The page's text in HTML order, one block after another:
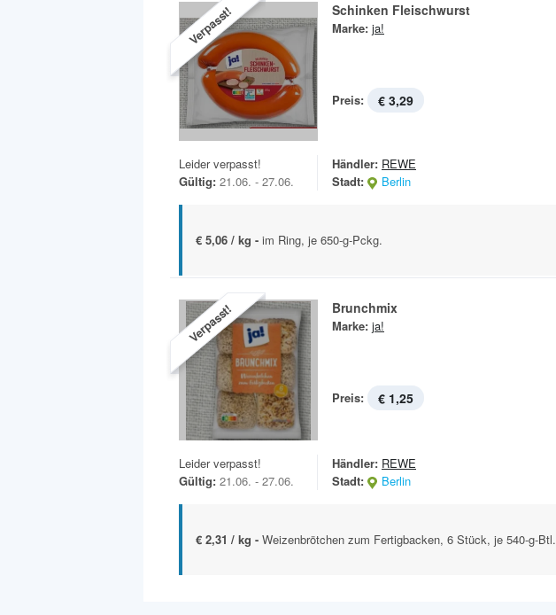
Verpasst! Schinken Fleischwurst
Marke: ja!
Preis: € 3,29
Leider verpasst!
Gültig: 21.06. - 27.06.
Händler: REWE
Stadt:
Berlin
€ 5,06 / kg - im Ring, je 650-g-Pckg.
Verpasst! Brunchmix
Marke: ja!
Preis: € 1,25
Leider verpasst!
Gültig: 21.06. - 27.06.
Händler: REWE
Stadt:
Berlin
€ 2,31 / kg - Weizenbrötchen zum Fertigbacken, 6 Stück, je 540-g-Btl.